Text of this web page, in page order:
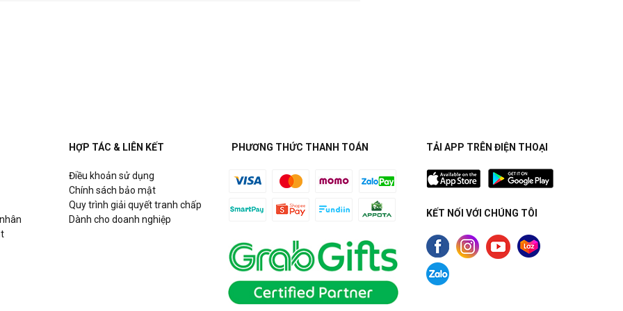
HỢP TÁC & LIÊN KẾT
Điều khoản sử dụng
Chính sách bảo mật
Quy trình giải quyết tranh chấp
Dành cho doanh nghiệp
PHƯƠNG THỨC THANH TOÁN TẢI APP TRÊN ĐIỆN THOẠI
KẾT NỐI VỚI CHÚNG TÔI